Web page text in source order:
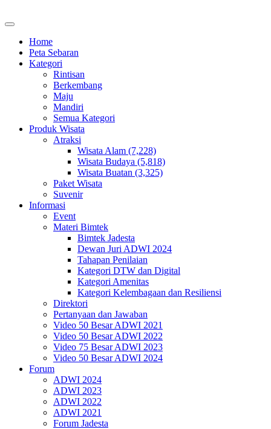
Home
Peta Sebaran
Kategori
Rintisan
Berkembang
Maju
Mandiri
Semua Kategori
Produk Wisata
Atraksi
Wisata Alam (7,228)
Wisata Budaya (5,818)
Wisata Buatan (3,325)
Paket Wisata
Suvenir
Informasi
Event
Materi Bimtek
Bimtek Jadesta
Dewan Juri ADWI 2024
Tahapan Penilaian
Kategori DTW dan Digital
Kategori Amenitas
Kategori Kelembagaan dan Resiliensi
Direktori
Pertanyaan dan Jawaban
Video 50 Besar ADWI 2021
Video 50 Besar ADWI 2022
Video 75 Besar ADWI 2023
Video 50 Besar ADWI 2024
Forum
ADWI 2024
ADWI 2023
ADWI 2022
ADWI 2021
Forum Jadesta